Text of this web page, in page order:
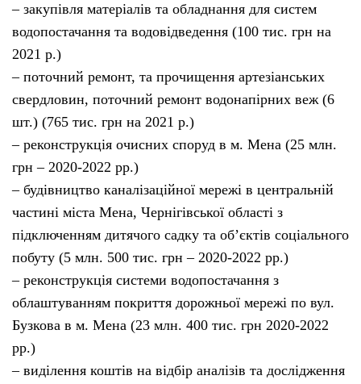
– закупівля матеріалів та обладнання для систем
водопостачання та водовідведення (100 тис. грн на
2021 р.)
– поточний ремонт, та прочищення артезіанських
свердловин, поточний ремонт водонапірних веж (6
шт.) (765 тис. грн на 2021 р.)
– реконструкція очисних споруд в м. Мена (25 млн.
грн – 2020-2022 рр.)
– будівництво каналізаційної мережі в центральній
частині міста Мена, Чернігівської області з
підключенням дитячого садку та об’єктів соціального
побуту (5 млн. 500 тис. грн – 2020-2022 рр.)
– реконструкція системи водопостачання з
облаштуванням покриття дорожньої мережі по вул.
Бузкова в м. Мена (23 млн. 400 тис. грн 2020-2022
рр.)
– виділення коштів на відбір аналізів та дослідження